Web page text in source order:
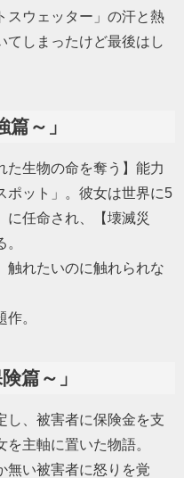
スウェッター」の汗と熱
てしまったけど最後はし
～」
た生物の命を奪う】能力
ポット」。彼女は世界に5
に任命され、【壊滅災
触れたいのに触れられな
。
篇～」
し、被害者に保険金を支
主軸に置いた物語。
無い被害者に怒りを覚